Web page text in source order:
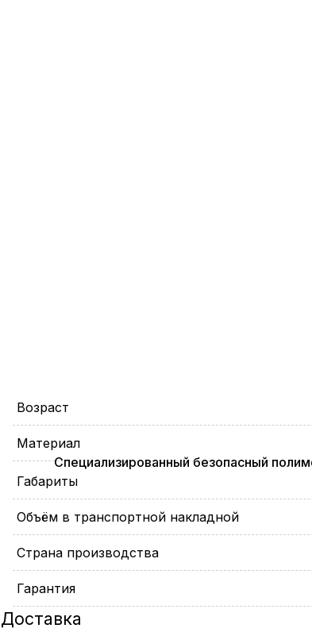
Возраст
Материал
Специализированный безопасный
Габариты
Объём в транспортной накладной
Страна производства
Гарантия
Доставка